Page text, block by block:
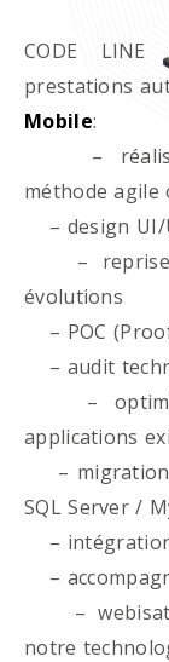
CODE
prestations
Mobile:
–
méthode
– design UI/
– reprise
évolutions
– POC
– audit
–
applications
–
SQL Server /
– intégration
–
–
notre